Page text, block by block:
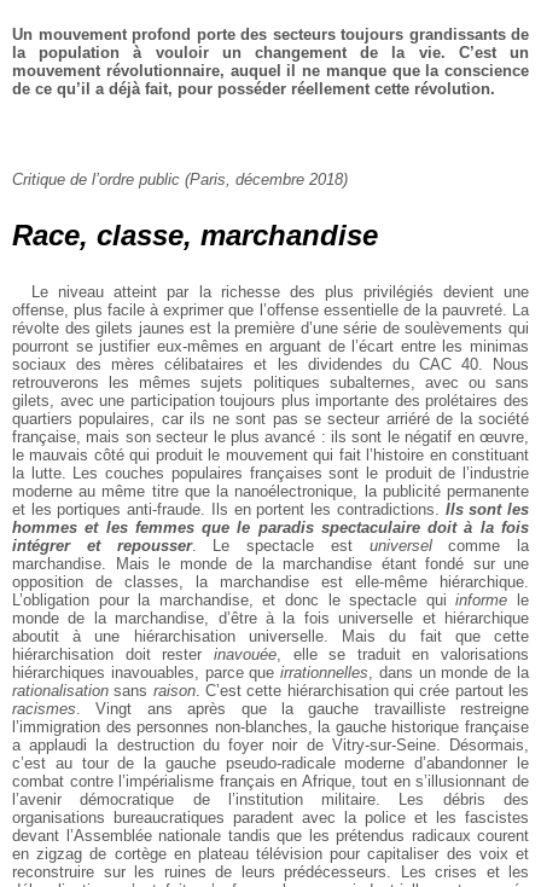
Un mouvement profond porte des secteurs toujours grandissants de
la population à vouloir un changement de la vie. C’est un
mouvement révolutionnaire, auquel il ne manque que la conscience
de ce qu’il a déjà fait, pour posséder réellement cette révolution.
Critique de l’ordre public (Paris, décembre 2018)
Race, classe, marchandise
Le niveau atteint par la richesse des plus privilégiés devient une
offense, plus facile à exprimer que l’offense essentielle de la pauvreté. La
révolte des gilets jaunes est la première d’une série de soulèvements qui
pourront se justifier eux-mêmes en arguant de l’écart entre les minimas
sociaux des mères célibataires et les dividendes du CAC 40. Nous
retrouverons les mêmes sujets politiques subalternes, avec ou sans
gilets, avec une participation toujours plus importante des prolétaires des
quartiers populaires, car ils ne sont pas se secteur arriéré de la société
française, mais son secteur le plus avancé : ils sont le négatif en œuvre,
le mauvais côté qui produit le mouvement qui fait l’histoire en constituant
la lutte. Les couches populaires françaises sont le produit de l’industrie
moderne au même titre que la nanoélectronique, la publicité permanente
et les portiques anti-fraude. Ils en portent les contradictions. Ils sont les
hommes et les femmes que le paradis spectaculaire doit à la fois
intégrer et repousser. Le spectacle est universelcomme la
marchandise. Mais le monde de la marchandise étant fondé sur une
opposition de classes, la marchandise est elle-même hiérarchique.
L’obligation pour la marchandise, et donc le spectacle quiinforme le
monde de la marchandise, d’être à la fois universelle et hiérarchique
aboutit à une hiérarchisation universelle. Mais du fait que cette
hiérarchisation doit rester inavouée, elle se traduit en valorisations
hiérarchiques inavouables, parce queirrationnelles, dans un monde de la
rationalisation sans raison. C’est cette hiérarchisation qui crée partout les
racismes. Vingt ans après que la gauche travailliste restreigne
l’immigration des personnes non-blanches, la gauche historique française
a applaudi la destruction du foyer noir de Vitry-sur-Seine. Désormais,
c’est au tour de la gauche pseudo-radicale moderne d’abandonner le
combat contre l’impérialisme français en Afrique, tout en s’illusionnant de
l’avenir démocratique de l’institution militaire. Les débris des
organisations bureaucratiques paradent avec la police et les fascistes
devant l’Assemblée nationale tandis que les prétendus radicaux courent
en zigzag de cortège en plateau télévision pour capitaliser des voix et
reconstruire sur les ruines de leurs prédécesseurs. Les crises et les